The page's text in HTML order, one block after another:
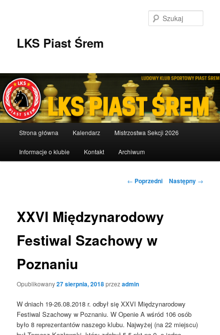
LKS Piast Śrem
Strona główna Kalendarz Mistrzostwa Sekcji 2026
Informacje o klubie Kontakt Archiwum
Nawigacja
← Poprzedni Następny →
XXVI Międzynarodowy
Festiwal Szachowy w
Poznaniu
Opublikowany27 sierpnia, 2018przezadmin
W dniach 19-26.08.2018 r. odbył się XXVI Międzynarodowy
Festiwal Szachowy w Poznaniu. W Openie A wśród 106 osób
było 8 reprezentantów naszego klubu. Najwyżej (na 22 miejscu)